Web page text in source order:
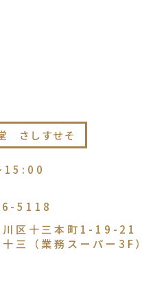
さしすせそ
15:00
5118
川区十三本町1-19-21
三（業務スーパー3F）